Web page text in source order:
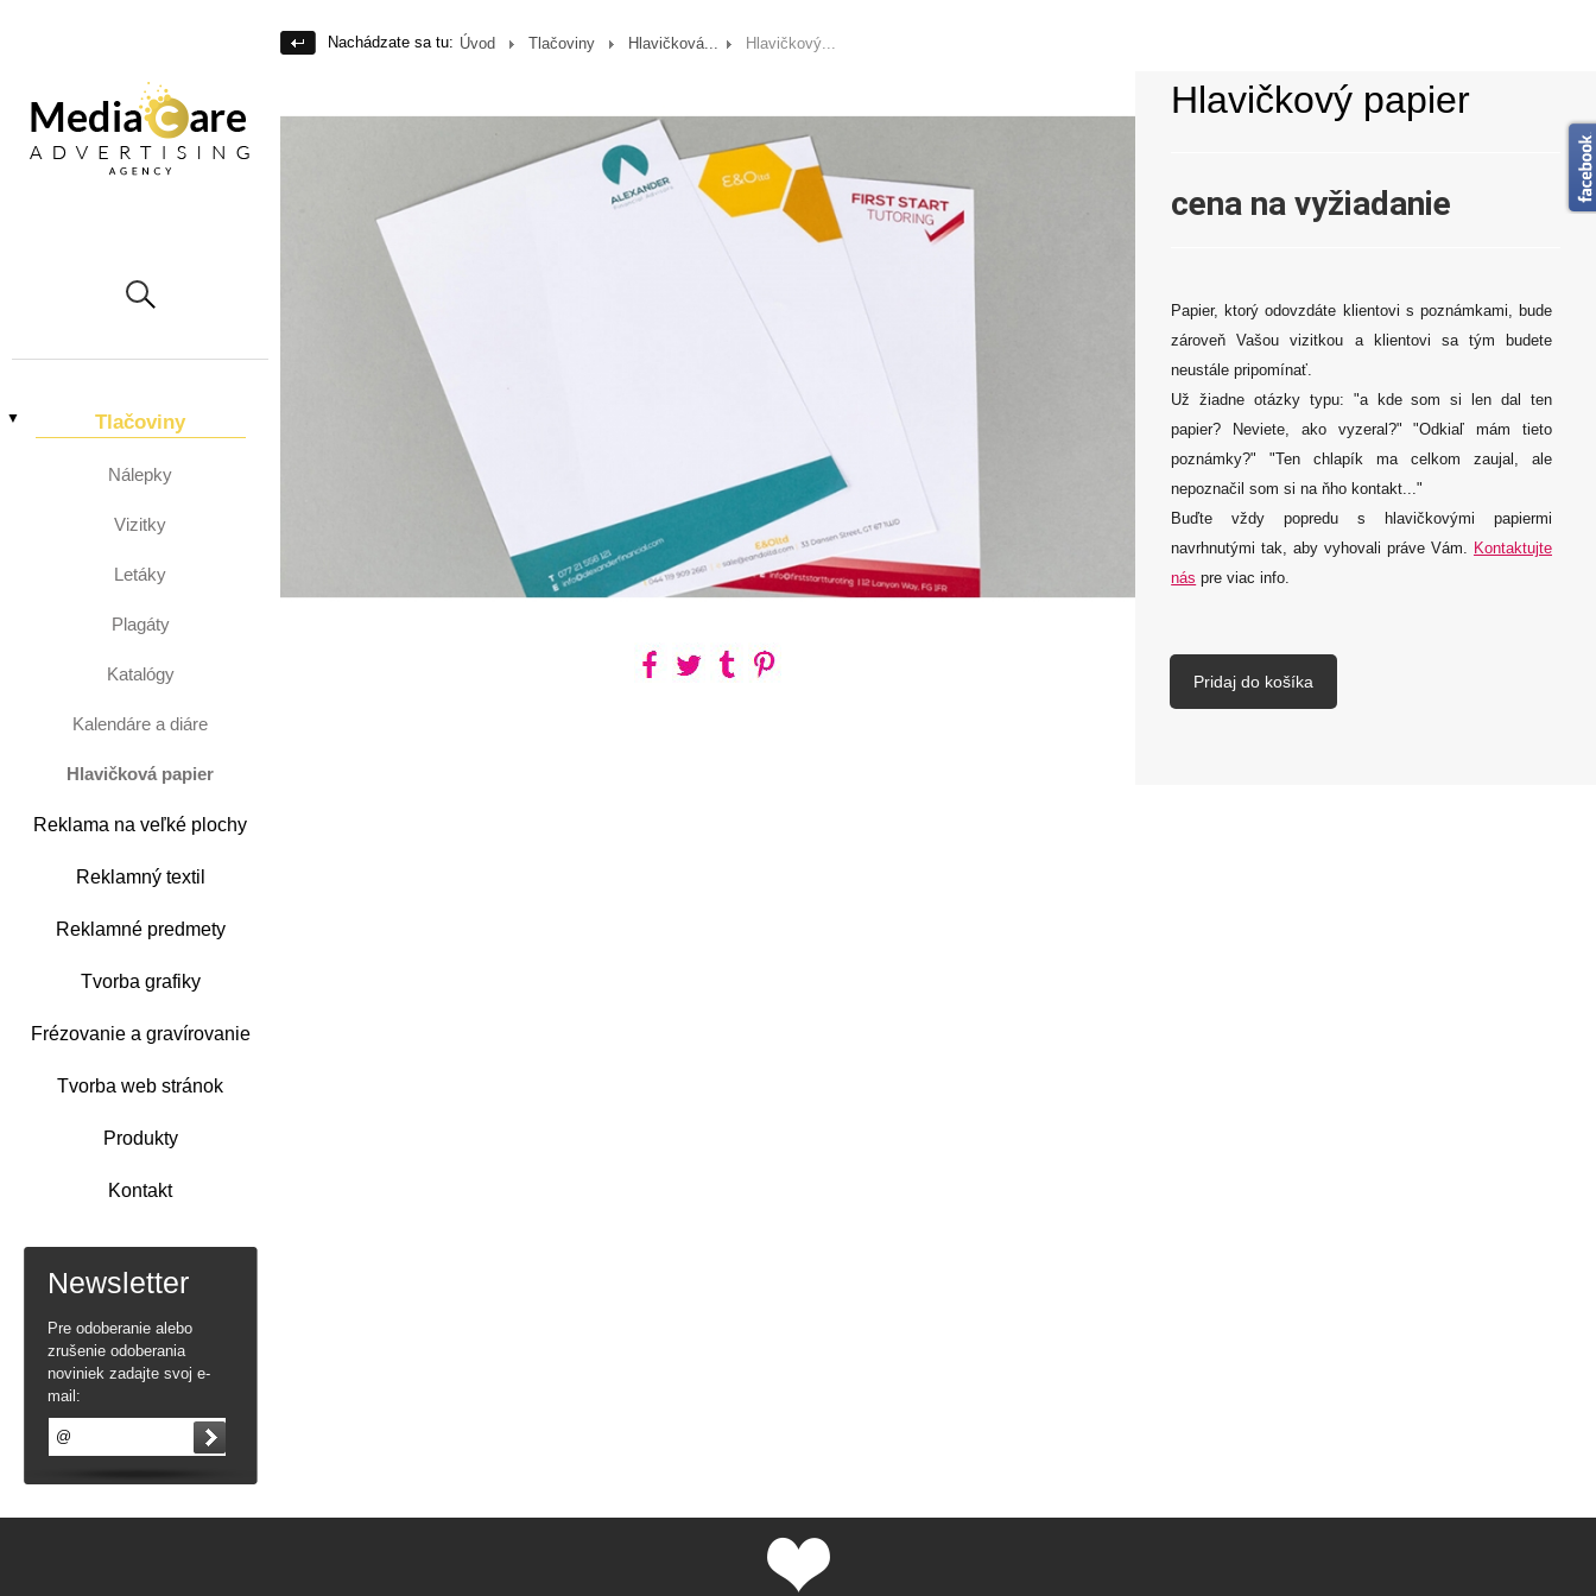
▼ Tlačoviny
Nálepky
Vizitky
Letáky
Plagáty
Katalógy
Kalendáre a diáre
Hlavičková papier
Reklama na veľké plochy
Reklamný textil
Reklamné predmety
Tvorba grafiky
Frézovanie a gravírovanie
Tvorba web stránok
Produkty
Kontakt
Newsletter
Pre odoberanie alebo
zrušenie odoberania
noviniek zadajte svoj e-
mail:
Nachádzate sa tu: Úvod Tlačoviny Hlavičková... Hlavičkový...
Hlavičkový papier
cena na vyžiadanie
Papier, ktorý odovzdáte klientovi s poznámkami, bude
zároveň Vašou vizitkou a klientovi sa tým budete
neustále pripomínať.
Už žiadne otázky typu: "a kde som si len dal ten
papier? Neviete, ako vyzeral?" "Odkiaľ mám tieto
poznámky?" "Ten chlapík ma celkom zaujal, ale
nepoznačil som si na ňho kontakt..."
Buďte vždy popredu s hlavičkovými papiermi
navrhnutými tak, aby vyhovali práve Vám. Kontaktujte
nás pre viac info.